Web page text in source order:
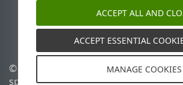
ESET Status Portal
Technická podpora
© 1992 - 2026 ESET,
spol. s r. o. Všetky práva
Zásady
ACCEPT ALL AND
ACCEPT ESSENTIAL
MANAGE COOKIES